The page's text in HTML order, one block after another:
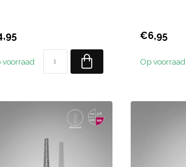
voorraad
€6,95
Op voorraad